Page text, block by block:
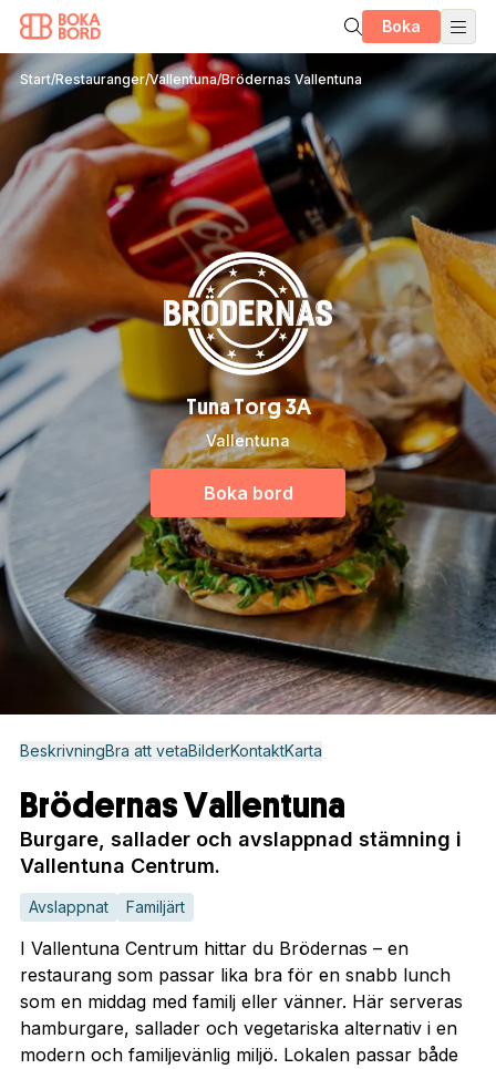
Boka
Start/Restauranger/Vallentuna/Brödernas Vallentuna
Tuna Torg 3A
Vallentuna
Boka bord
BeskrivningBra att vetaBilderKontaktKarta
Brödernas Vallentuna
Burgare, sallader och avslappnad stämning i
Vallentuna Centrum.
Avslappnat Familjärt
I Vallentuna Centrum hittar du Brödernas – en
restaurang som passar lika bra för en snabb lunch
som en middag med familj eller vänner. Här serveras
hamburgare, sallader och vegetariska alternativ i en
modern och familjevänlig miljö. Lokalen passar både